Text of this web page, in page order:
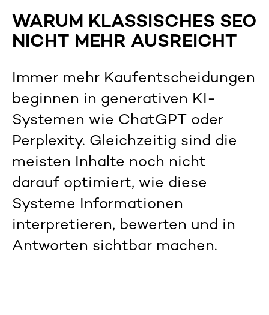
WARUM KLASSISCHES SEO
NICHT MEHR AUSREICHT
Immer mehr Kaufentscheidungen
beginnen in generativen KI-
Systemen wie ChatGPT oder
Perplexity. Gleichzeitig sind die
meisten Inhalte noch nicht
darauf optimiert, wie diese
Systeme Informationen
interpretieren, bewerten und in
Antworten sichtbar machen.